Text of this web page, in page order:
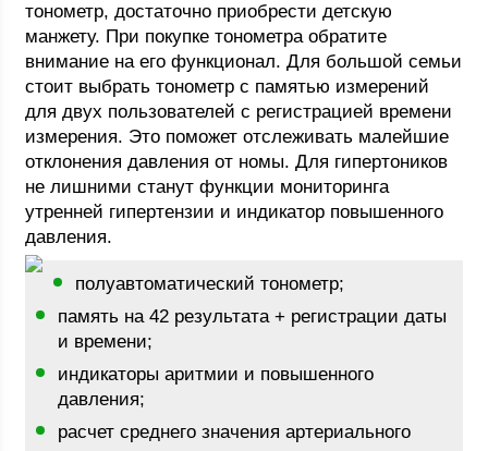
тонометр, достаточно приобрести детскую
манжету. При покупке тонометра обратите
внимание на его функционал. Для большой семьи
стоит выбрать тонометр с памятью измерений
для двух пользователей с регистрацией времени
измерения. Это поможет отслеживать малейшие
отклонения давления от номы. Для гипертоников
не лишними станут функции мониторинга
утренней гипертензии и индикатор повышенного
давления.
полуавтоматический тонометр;
память на 42 результата + регистрации даты
и времени;
индикаторы аритмии и повышенного
давления;
расчет среднего значения артериального